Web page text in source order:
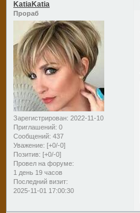
KatiaKatia
Прораб
Зарегистрирован: 2022-11-10
Приглашений: 0
Сообщений: 437
Уважение: [+0/-0]
Позитив: [+0/-0]
Провел на форуме:
1 день 19 часов
Последний визит:
2025-11-01 17:00:30